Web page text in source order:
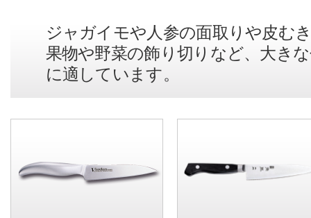
ジャガイモや人参の面取りや皮む
果物や野菜の飾り切りなど、大き
に適しています。